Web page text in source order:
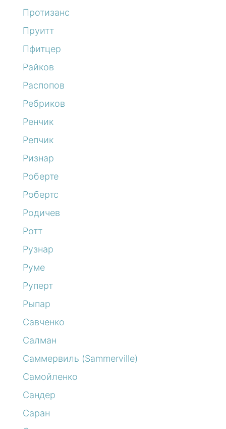
Протизанс
Пруитт
Пфитцер
Райков
Распопов
Ребриков
Ренчик
Репчик
Ризнар
Роберте
Робертс
Родичев
Ротт
Рузнар
Руме
Руперт
Рыпар
Савченко
Салман
Саммервиль (Sammerville)
Самойленко
Сандер
Саран